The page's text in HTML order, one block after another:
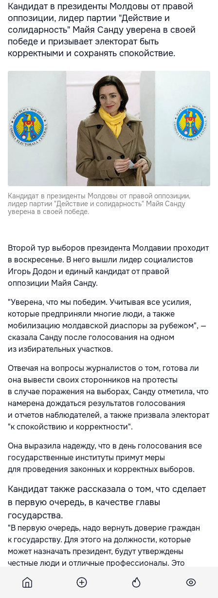
Кандидат в президенты Молдовы от правой
оппозиции, лидер партии "Действие и
солидарность" Майя Санду уверена в своей
победе и призывает электорат быть
корректными и сохранять спокойствие.
Кандидат в президенты Молдовы от правой оппозиции,
лидер партии "Действие и солидарность" Майя Санду
уверена в своей победе.
Второй тур выборов президента Молдавии проходит
в воскресенье. В него вышли лидер социалистов
Игорь Додон и единый кандидат от правой
оппозиции Майя Санду.
"Уверена, что мы победим. Учитывая все усилия,
которые предприняли многие люди, а также
мобилизацию молдавской диаспоры за рубежом", —
сказала Санду после голосования на одном
из избирательных участков.
Отвечая на вопросы журналистов о том, готова ли
она вывести своих сторонников на протесты
в случае поражения на выборах, Санду отметила, что
намерена дождаться результатов голосования
и отчетов наблюдателей, а также призвала электорат
"к спокойствию и корректности".
Она выразила надежду, что в день голосования все
государственные институты примут меры
для проведения законных и корректных выборов.
Кандидат также рассказала о том, что сделает
в первую очередь, в качестве главы
государства.
"В первую очередь, надо вернуть доверие граждан
к государству. Для этого на должности, которые
может назначать президент, будут утверждены
честные люди и отличные профессионалы. Это
станет первым сигналом, что в Республике Молдова
вещи меняются в лучшую сторону", —
приводит